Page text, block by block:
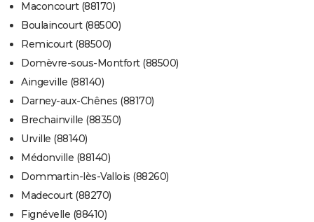
Maconcourt (88170)
Boulaincourt (88500)
Remicourt (88500)
Domèvre-sous-Montfort (88500)
Aingeville (88140)
Darney-aux-Chênes (88170)
Brechainville (88350)
Urville (88140)
Médonville (88140)
Dommartin-lès-Vallois (88260)
Madecourt (88270)
Fignévelle (88410)